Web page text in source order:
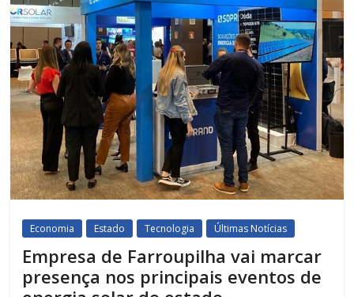
Economia Estado Tecnologia Últimas Notícias
Empresa de Farroupilha vai marcar
presença nos principais eventos de